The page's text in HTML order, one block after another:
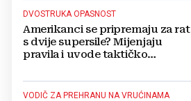
DVOSTRUKA OPASNOST
Amerikanci se pripremaju za rat
s dvije supersile? Mijenjaju
pravila i uvode taktičko
VODIČ ZA PREHRANU NA VRUĆINAMA